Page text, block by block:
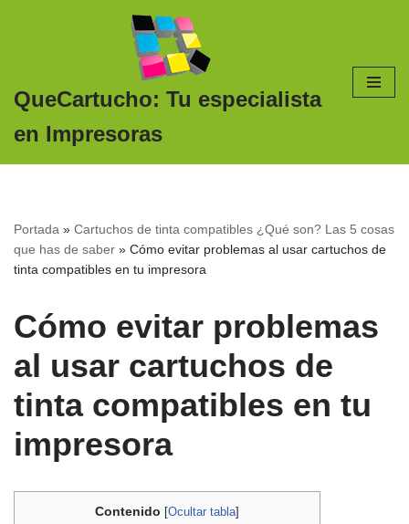
contenido
QueCartucho: Tu especialista
en Impresoras
Portada » Cartuchos de tinta compatibles ¿Qué son? Las 5 cosas
que has de saber » Cómo evitar problemas al usar cartuchos de
tinta compatibles en tu impresora
Cómo evitar problemas
al usar cartuchos de
tinta compatibles en tu
impresora
Contenido [Ocultar tabla]